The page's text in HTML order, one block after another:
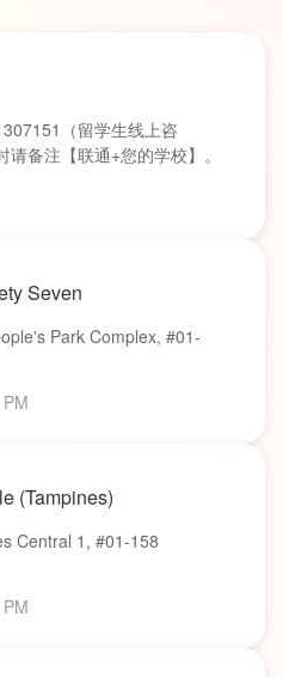
（留学生线上咨
备注【联通+您的学校】。
Seven
Park Complex, #01-
(Tampines)
Central 1, #01-158